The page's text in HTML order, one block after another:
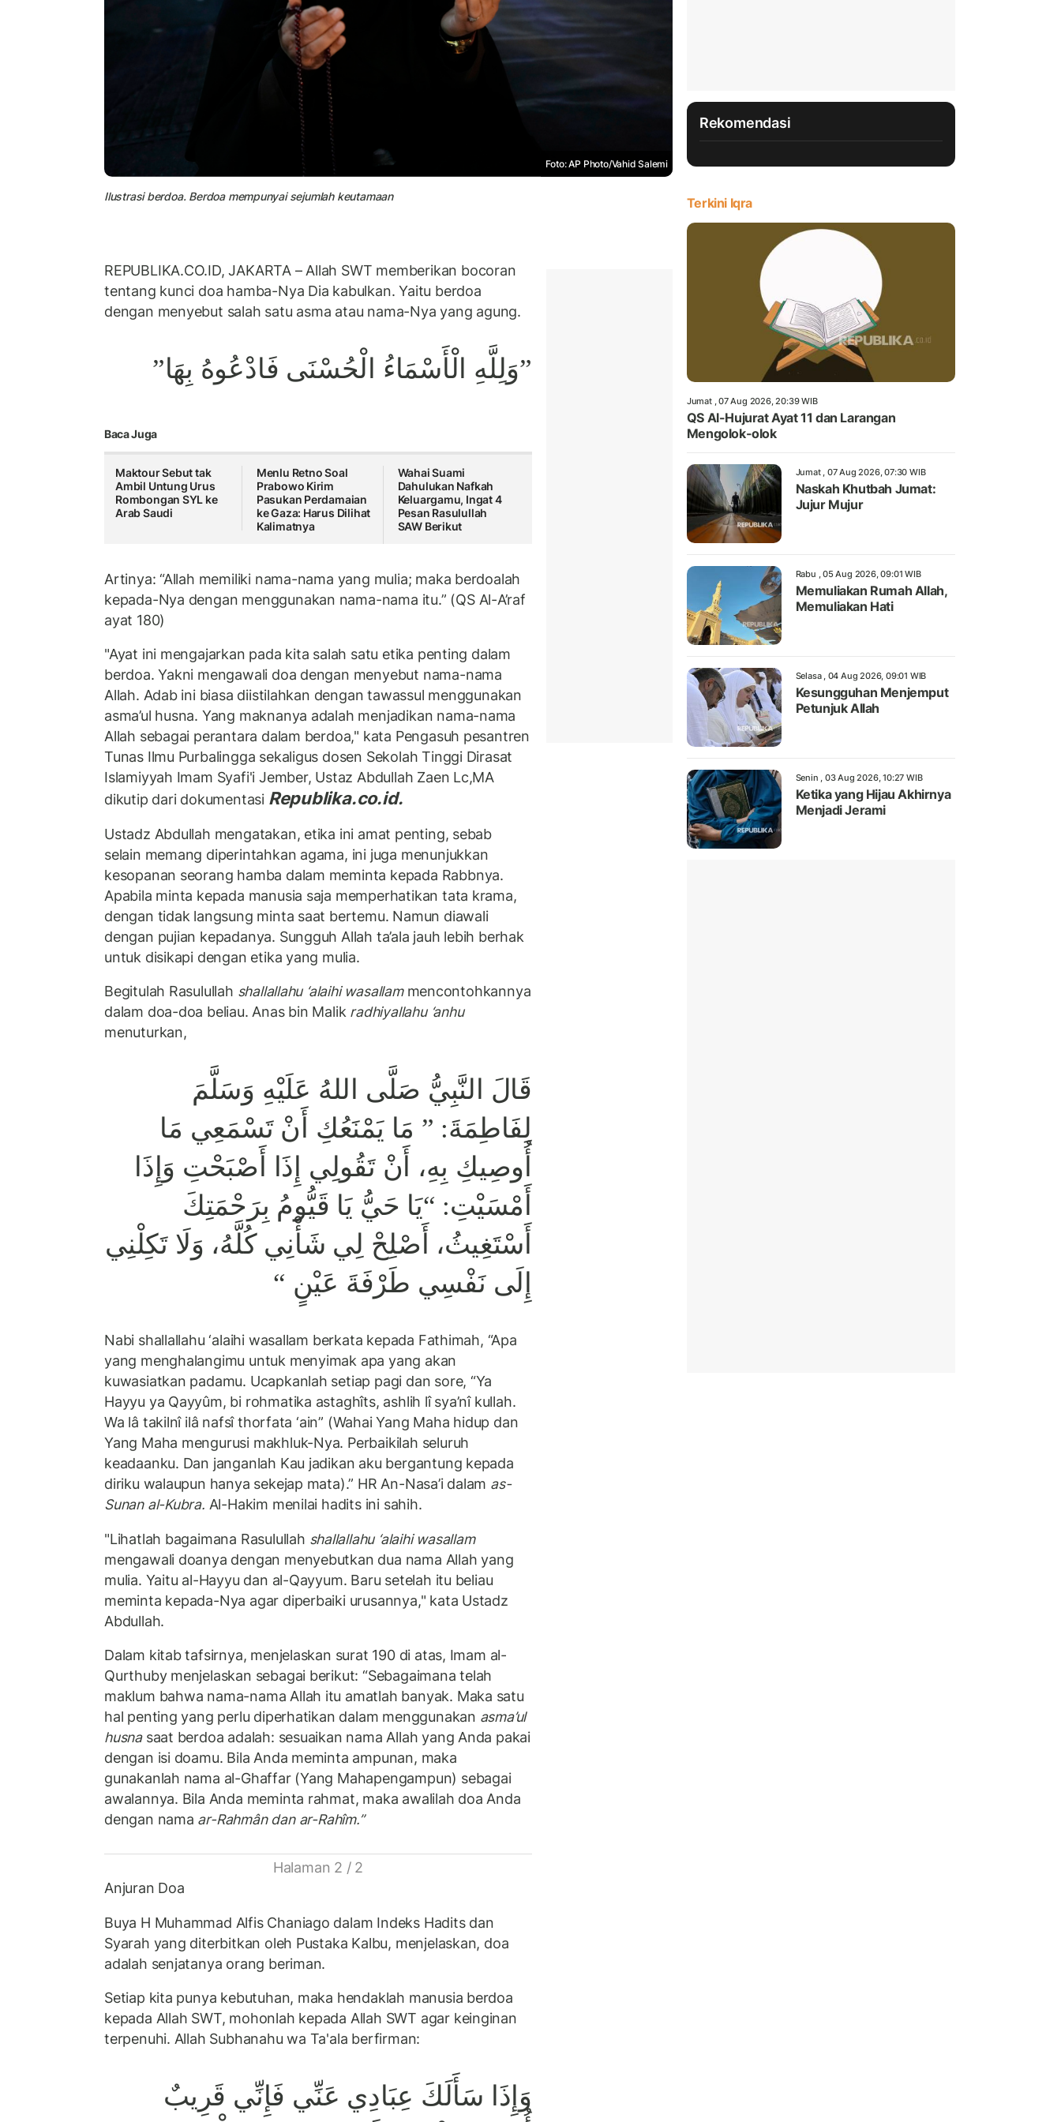
Foto: AP Photo/Vahid Salemi
Ilustrasi berdoa. Berdoa mempunyai sejumlah keutamaan
REPUBLIKA.CO.ID, JAKARTA – Allah SWT memberikan bocoran
tentang kunci doa hamba-Nya Dia kabulkan. Yaitu berdoa
dengan menyebut salah satu asma atau nama-Nya yang agung.
”وَلِلَّهِ الْأَسْمَاءُ الْحُسْنَى فَادْعُوهُ بِهَا”
Baca Juga
Maktour Sebut tak
Ambil Untung Urus
Rombongan SYL ke
Arab Saudi
Menlu Retno Soal
Prabowo Kirim
Pasukan Perdamaian
ke Gaza: Harus Dilihat
Kalimatnya
Wahai Suami
Dahulukan Nafkah
Keluargamu, Ingat 4
Pesan Rasulullah
SAW Berikut
Artinya: “Allah memiliki nama-nama yang mulia; maka berdoalah
kepada-Nya dengan menggunakan nama-nama itu.” (QS Al-A’raf
ayat 180)
"Ayat ini mengajarkan pada kita salah satu etika penting dalam
berdoa. Yakni mengawali doa dengan menyebut nama-nama
Allah. Adab ini biasa diistilahkan dengan tawassul menggunakan
asma’ul husna. Yang maknanya adalah menjadikan nama-nama
Allah sebagai perantara dalam berdoa," kata Pengasuh pesantren
Tunas Ilmu Purbalingga sekaligus dosen Sekolah Tinggi Dirasat
Islamiyyah Imam Syafi'i Jember, Ustaz Abdullah Zaen Lc,MA
dikutip dari dokumentasi Republika.co.id.
Ustadz Abdullah mengatakan, etika ini amat penting, sebab
selain memang diperintahkan agama, ini juga menunjukkan
kesopanan seorang hamba dalam meminta kepada Rabbnya.
Apabila minta kepada manusia saja memperhatikan tata krama,
dengan tidak langsung minta saat bertemu. Namun diawali
dengan pujian kepadanya. Sungguh Allah ta’ala jauh lebih berhak
untuk disikapi dengan etika yang mulia.
Begitulah Rasulullah shallallahu ‘alaihi wasallammencontohkannya
dalam doa-doa beliau. Anas bin Malik radhiyallahu ‘anhu
menuturkan,
قَالَ النَّبِيُّ صَلَّى اللهُ عَلَيْهِ وَسَلَّمَ
لِفَاطِمَةَ: ” مَا يَمْنَعُكِ أَنْ تَسْمَعِي مَا
أُوصِيكِ بِهِ، أَنْ تَقُولِي إِذَا أَصْبَحْتِ وَإِذَا
أَمْسَيْتِ: “يَا حَيُّ يَا قَيُّومُ بِرَحْمَتِكَ
أَسْتَغِيثُ، أَصْلِحْ لِي شَأْنِي كُلَّهُ، وَلَا تَكِلْنِي
إِلَى نَفْسِي طَرْفَةَ عَيْنٍ “
Nabi shallallahu ‘alaihi wasallam berkata kepada Fathimah, “Apa
yang menghalangimu untuk menyimak apa yang akan
kuwasiatkan padamu. Ucapkanlah setiap pagi dan sore, “Ya
Hayyu ya Qayyûm, bi rohmatika astaghîts, ashlih lî sya’nî kullah.
Wa lâ takilnî ilâ nafsî thorfata ‘ain” (Wahai Yang Maha hidup dan
Yang Maha mengurusi makhluk-Nya. Perbaikilah seluruh
keadaanku. Dan janganlah Kau jadikan aku bergantung kepada
diriku walaupun hanya sekejap mata).” HR An-Nasa’i dalam as-
Sunan al-Kubra. Al-Hakim menilai hadits ini sahih.
"Lihatlah bagaimana Rasulullah shallallahu ‘alaihi wasallam
mengawali doanya dengan menyebutkan dua nama Allah yang
mulia. Yaitu al-Hayyu dan al-Qayyum. Baru setelah itu beliau
meminta kepada-Nya agar diperbaiki urusannya," kata Ustadz
Abdullah.
Dalam kitab tafsirnya, menjelaskan surat 190 di atas, Imam al-
Qurthuby menjelaskan sebagai berikut: “Sebagaimana telah
maklum bahwa nama-nama Allah itu amatlah banyak. Maka satu
hal penting yang perlu diperhatikan dalam menggunakan asma’ul
husnasaat berdoa adalah: sesuaikan nama Allah yang Anda pakai
dengan isi doamu. Bila Anda meminta ampunan, maka
gunakanlah nama al-Ghaffar (Yang Mahapengampun) sebagai
awalannya. Bila Anda meminta rahmat, maka awalilah doa Anda
dengan nama ar-Rahmân dan ar-Rahîm.”
Halaman 2 / 2
Anjuran Doa
Buya H Muhammad Alfis Chaniago dalam Indeks Hadits dan
Syarah yang diterbitkan oleh Pustaka Kalbu, menjelaskan, doa
adalah senjatanya orang beriman.
Setiap kita punya kebutuhan, maka hendaklah manusia berdoa
kepada Allah SWT, mohonlah kepada Allah SWT agar keinginan
terpenuhi. Allah Subhanahu wa Ta'ala berfirman:
وَإِذَا سَأَلَكَ عِبَادِي عَنِّي فَإِنِّي قَرِيبٌ
Rekomendasi
Terkini Iqra
Jumat , 07 Aug 2026, 20:39 WIB
QS Al-Hujurat Ayat 11 dan Larangan
Mengolok-olok
Jumat , 07 Aug 2026, 07:30 WIB
Naskah Khutbah Jumat:
Jujur Mujur
Rabu , 05 Aug 2026, 09:01 WIB
Memuliakan Rumah Allah,
Memuliakan Hati
Selasa , 04 Aug 2026, 09:01 WIB
Kesungguhan Menjemput
Petunjuk Allah
Senin , 03 Aug 2026, 10:27 WIB
Ketika yang Hijau Akhirnya
Menjadi Jerami